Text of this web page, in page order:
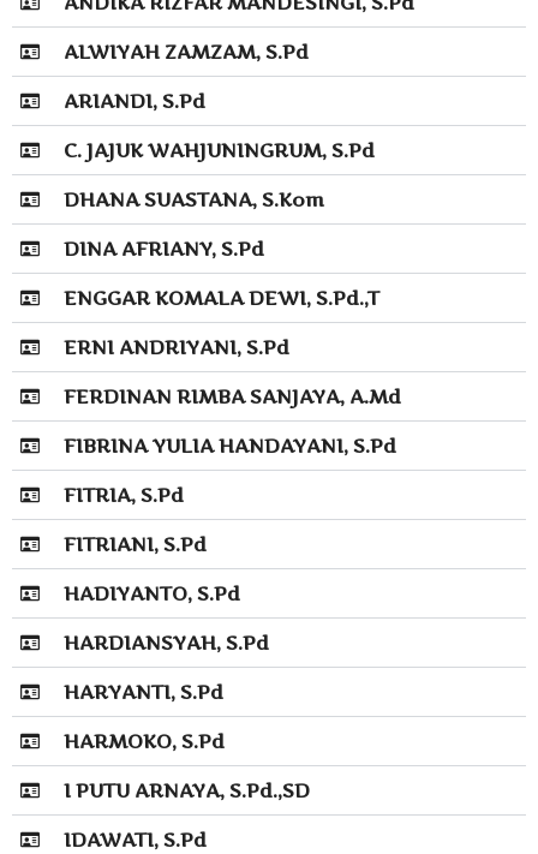
ALWIYAH ZAMZAM, S.Pd
ARIANDI, S.Pd
C. JAJUK WAHJUNINGRUM, S.Pd
DHANA SUASTANA, S.Kom
DINA AFRIANY, S.Pd
ENGGAR KOMALA DEWI, S.Pd.,T
ERNI ANDRIYANI, S.Pd
FERDINAN RIMBA SANJAYA, A.Md
FIBRINA YULIA HANDAYANI, S.Pd
FITRIA, S.Pd
FITRIANI, S.Pd
HADIYANTO, S.Pd
HARDIANSYAH, S.Pd
HARYANTI, S.Pd
HARMOKO, S.Pd
I PUTU ARNAYA, S.Pd.,SD
IDAWATI, S.Pd